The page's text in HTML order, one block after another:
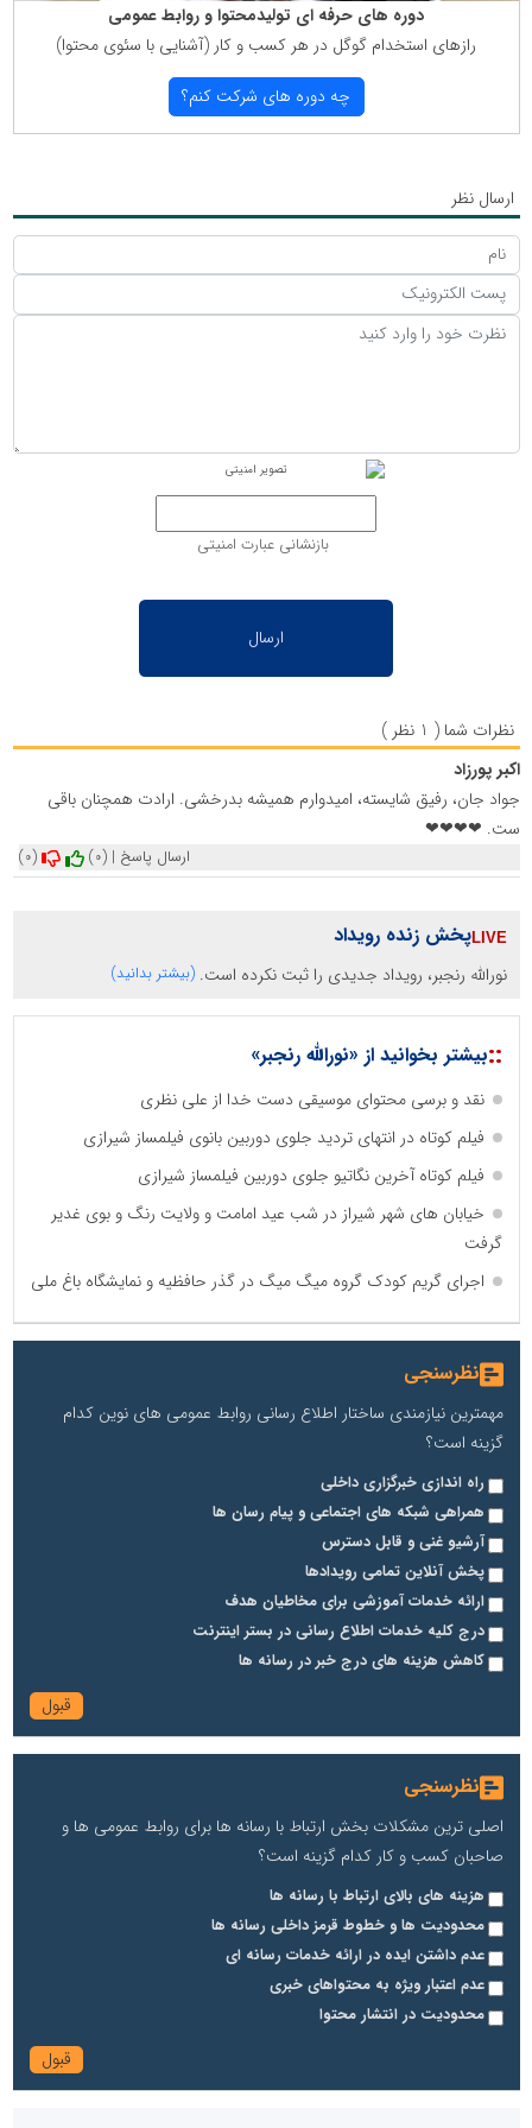
دوره های حرفه ای تولیدمحتوا و روابط عمومی
رازهای استخدام گوگل در هر كسب و كار (آشنایی با سئوی محتوا)
چه دوره های شركت كنم؟
ارسال نظر
بازنشانی عبارت امنیتی
نظرات شما ( 1 نظر )
اکبر پورزاد
جواد جان، رفیق شایسته، امیدوارم همیشه بدرخشی. ارادت همچنان باقی
ست. ❤❤❤❤
(0)
(0) ارسال پاسخ |
پخش زنده رویداد
نورالله رنجبر، رویداد جدیدی را ثبت نکرده است. (بیشتر بدانید)
::بیشتر بخوانید از «نورالله رنجبر»
نقد و برسی محتوای موسیقی دست خدا از علی نظری
فیلم کوتاه در انتهای تردید جلوی دوربین بانوی فیلمساز شیرازی
فیلم کوتاه آخرین نگاتیو جلوی دوربین فیلمساز شیرازی
خیابان های شهر شیراز در شب عید امامت و ولایت رنگ و بوی غدیر
گرفت
اجرای گریم کودک گروه میگ میگ در گذر حافظیه و نمایشگاه باغ ملی
نظرسنجی
مهمترین نیازمندی ساختار اطلاع رسانی روابط عمومی های نوین کدام
گزینه است؟
راه اندازی خبرگزاری داخلی
همراهی شبکه های اجتماعی و پیام رسان ها
آرشیو غنی و قابل دسترس
پخش آنلاین تمامی رویدادها
ارائه خدمات آموزشی برای مخاطیان هدف
درج کلیه خدمات اطلاع رسانی در بستر اینترنت
کاهش هزینه های درج خبر در رسانه ها
نظرسنجی
اصلی ترین مشکلات بخش ارتباط با رسانه ها برای روابط عمومی ها و
صاحبان کسب و کار کدام گزینه است؟
هزینه های بالای ارتباط با رسانه ها
محدودیت ها و خطوط قرمز داخلی رسانه ها
عدم داشتن ایده در ارائه خدمات رسانه ای
عدم اعتبار ویژه به محتواهای خبری
محدودیت در انتشار محتوا